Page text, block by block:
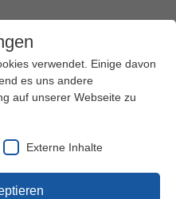
verwendet. Einige davon
es uns andere
auf unserer Webseite zu
Externe Inhalte